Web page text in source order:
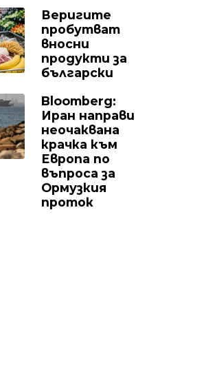
Веригите
пробутват
вносни
продукти за
български
Bloomberg:
Иран направи
неочаквана
крачка към
Европа по
въпроса за
Ормузкия
проток